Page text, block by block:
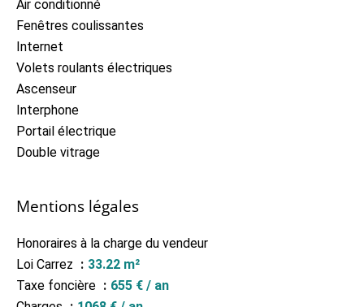
Air conditionné
Fenêtres coulissantes
Internet
Volets roulants électriques
Ascenseur
Interphone
Portail électrique
Double vitrage
Mentions légales
Honoraires à la charge du vendeur
Loi Carrez
33.22 m²
Taxe foncière
655 € / an